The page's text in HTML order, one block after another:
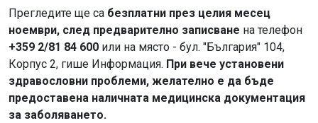
Прегледите ще са безплатни през целия месец
ноември, след предварително записване на телефон
+359 2/81 84 600 или на място - бул. "България" 104,
Корпус 2, гише Информация. При вече установени
здравословни проблеми, желателно е да бъде
предоставена наличната медицинска документация
за заболяването.